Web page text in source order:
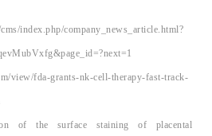
index.php/company_news_article.html?
view/fda-grants-nk-cell-therapy-fast-track-
of the surface staining of placental